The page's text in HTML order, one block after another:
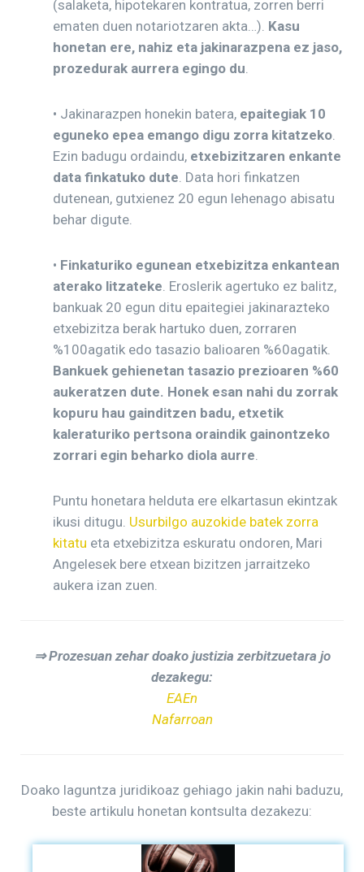
(salaketa, hipotekaren kontratua, zorren berri
ematen duen notariotzaren akta…). Kasu
honetan ere, nahiz eta jakinarazpena ez jaso,
prozedurak aurrera egingo du
• Jakinarazpen honekin batera, epaitegiak 10
eguneko epea emango digu zorra kitatzeko
Ezin badugu ordaindu, etxebizitzaren enkante
data finkatuko dute . Data hori finkatzen
dutenean, gutxienez 20 egun lehenago abisatu
behar digute.
• Finkaturiko egunean etxebizitza enkantean
aterako litzateke . Eroslerik agertuko ez balitz,
bankuak 20 egun ditu epaitegiei jakinarazteko
etxebizitza berak hartuko duen, zorraren
%100agatik edo tasazio balioaren %60agatik.
Bankuek gehienetan tasazio prezioaren %60
aukeratzen dute. Honek esan nahi du zorrak
kopuru hau gainditzen badu, etxetik
kaleraturiko pertsona oraindik gainontzeko
zorrari egin beharko diola aurre
Puntu honetara helduta ere elkartasun ekintzak
ikusi ditugu. Usurbilgo auzokide batek zorra
kitatu eta etxebizitza eskuratu ondoren, Mari
Angelesek bere etxean bizitzen jarraitzeko
aukera izan zuen.
⇒ Prozesuan zehar doako justizia zerbitzuetara jo
dezakegu:
EAEn
Nafarroan
Doako laguntza juridikoaz gehiago jakin nahi baduzu,
beste artikulu honetan kontsulta dezakezu: